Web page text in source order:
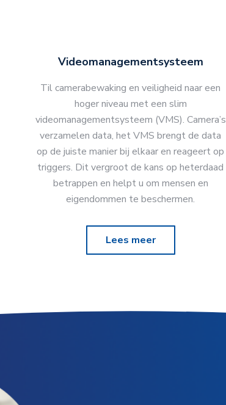
Videomanagementsysteem
Til camerabewaking en veiligheid naar een
hoger niveau met een slim
videomanagementsysteem (VMS). Camera’s
verzamelen data, het VMS brengt de data
op de juiste manier bij elkaar en reageert op
triggers. Dit vergroot de kans op heterdaad
betrappen en helpt u om mensen en
eigendommen te beschermen.
Lees meer